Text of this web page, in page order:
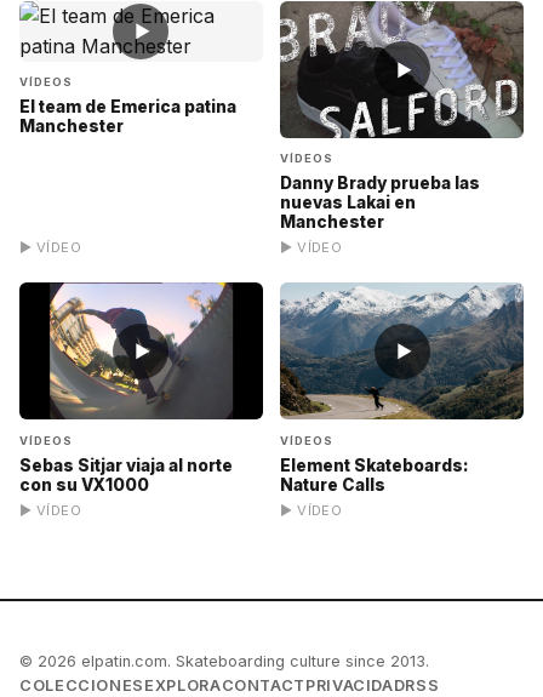
▶
VÍDEOS
El team de Emerica patina
Manchester
▶ VÍDEO
▶
VÍDEOS
Danny Brady prueba las
nuevas Lakai en
Manchester
▶ VÍDEO
▶
VÍDEOS
Sebas Sitjar viaja al norte
con su VX1000
▶ VÍDEO
▶
VÍDEOS
Element Skateboards:
Nature Calls
▶ VÍDEO
© 2026 elpatin.com. Skateboarding culture since 2013.
COLECCIONES EXPLORACONTACT PRIVACIDADRSS